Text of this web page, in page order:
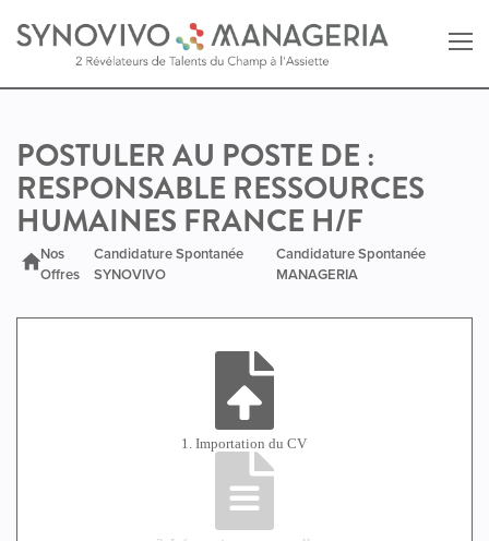
Retour au site MANAGERIA
POSTULER AU POSTE DE :
RESPONSABLE RESSOURCES
HUMAINES FRANCE H/F
Nos
Offres
Candidature Spontanée
SYNOVIVO
Candidature Spontanée
MANAGERIA